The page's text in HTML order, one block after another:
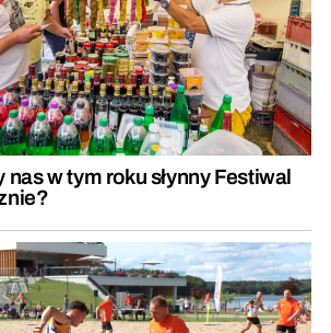
w tym roku słynny Festiwal